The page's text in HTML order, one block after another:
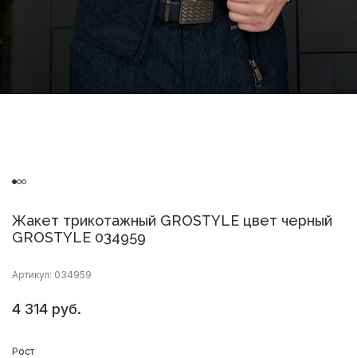
Жакет трикотажный GROSTYLE цвет черный
GROSTYLE 034959
Артикул: 034959
4 314 руб.
Рост